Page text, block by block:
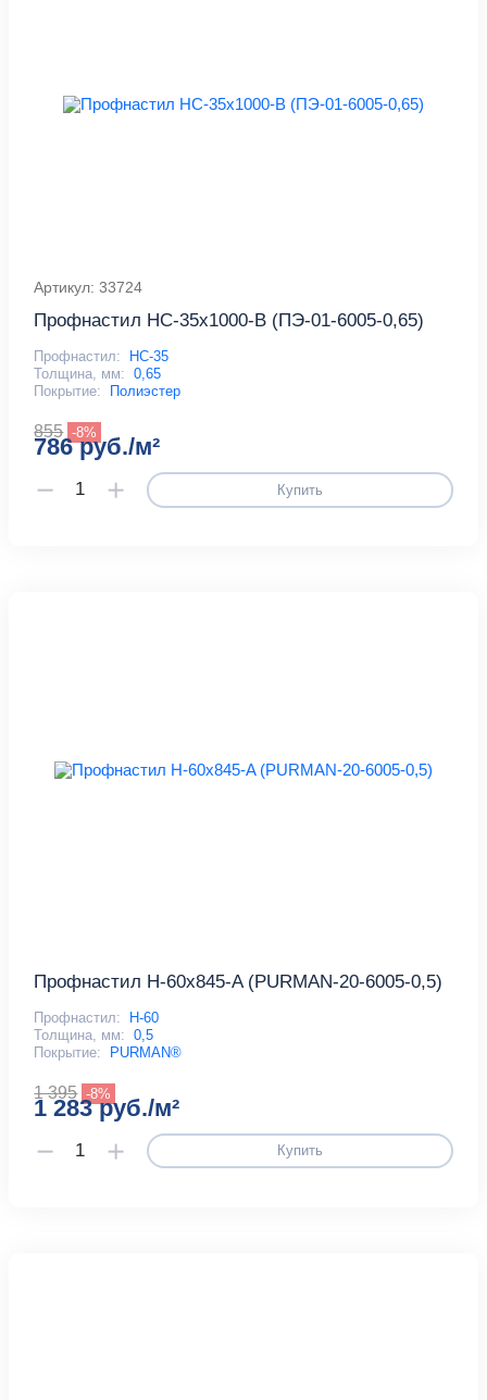
Артикул: 33724
Профнастил НС-35x1000-B (ПЭ-01-6005-0,65)
Профнастил:
НС-35
Толщина, мм: 0,65
Покрытие:
Полиэстер
855 -8%
786 руб./м²
Купить
Профнастил Н-60x845-A (PURMAN-20-6005-0,5)
Профнастил:
Н-60
Толщина, мм: 0,5
Покрытие:
PURMAN®
1 395 -8%
1 283 руб./м²
Купить